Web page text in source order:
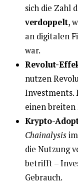
sich die Zahl
verdoppelt,
an digitalen
war.
Revolut-
nutzen
Investments.
einen
Krypto-
Chainalysisim
die Nutzung
betrifft –
Gebrauch.